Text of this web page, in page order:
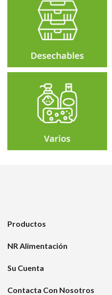
Productos
NR Alimentación
Su Cuenta
Contacta Con Nosotros